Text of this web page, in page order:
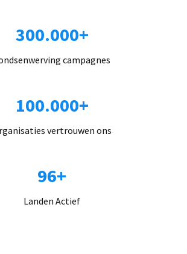
300.000+
campagnes
100.000+
vertrouwen ons
96+
Landen Actief